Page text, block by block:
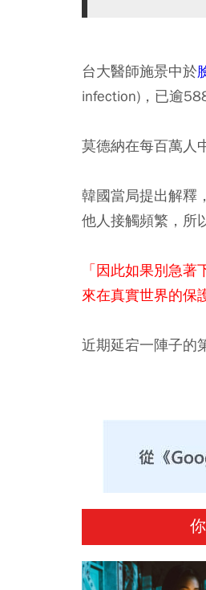
台大醫師施景中於
infection)，已逾
莫德納在每百萬人
韓國當局提出解釋
他人接觸頻繁，所
「因此如果別急
來在真實世界的保
近期延宕一陣子的